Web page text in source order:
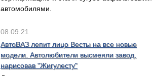
автомобилями.
08.09.21
АвтоВАЗ лепит лицо Весты на все новые
модели. Автолюбители высмеяли завод,
нарисовав "Жигулесту"